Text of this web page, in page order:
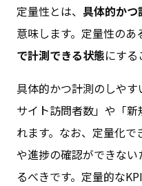
定量性とは、 具体的かつ
意味します。定量性のあ
で計測できる状態にする
具体的かつ計測のしや
サイト訪問者数」や「
れます。なお、定量化
や進捗の確認ができな
るべきです。定量的な